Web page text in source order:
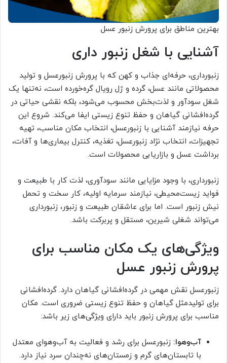
بهترین مناطق برای پرورش زنبور عسل
آشنایی با شغل زنبور داری
زنبورداری، حرفه‌ای جذاب و کهن که با پرورش زنبورعسل و تولید
محصولاتی مانند عسل، گرده و ژل رویال گره‌خورده است، نه‌تنها یک
شغل سودآور و لذت‌بخش محسوب می‌شود، بلکه نقشی حیاتی در
گرده‌افشانی گیاهان و حفظ تنوع زیستی ایفا می‌کند. شروع این
حرفه نیازمند آشنایی با زنبورعسل، انتخاب مکان مناسب، تهیه
تجهیزات، انتخاب نژاد زنبورعسل، تغذیه، کنترل بیماری‌ها و آفات،
برداشت عسل و بازاریابی محصولات است.
زنبورداری، با وجود مزایایی مانند سودآوری، لذت کار با طبیعت و
فواید زیست‌محیطی، نیازمند سرمایه اولیه، کار سخت و تحمل
نیش زنبور است. اما برای عاشقان طبیعت و زنبور، زنبورداری
می‌تواند شغلی شیرین، مستقل و پربرکت باشد.
ویژگی‌های یک مکان مناسب برای
پرورش زنبور عسل
زنبورعسل نقش مهمی در گرده‌افشانی گیاهان دارد. گرده‌افشانی
برای تولیدمثل گیاهان و حفظ تنوع زیستی ضروری است. مکان
مناسب برای پرورش زنبور باید دارای ویژگی‌های زیر باشد:
آب‌وهوا: زنبورعسل برای رشد و فعالیت به آب‌وهوای معتدل
با تابستان‌های گرم و زمستان‌های نه‌چندان سرد نیاز دارد.